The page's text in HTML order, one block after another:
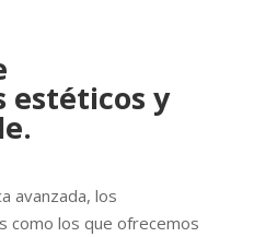
y
avanzada, los
como los que ofrecemos